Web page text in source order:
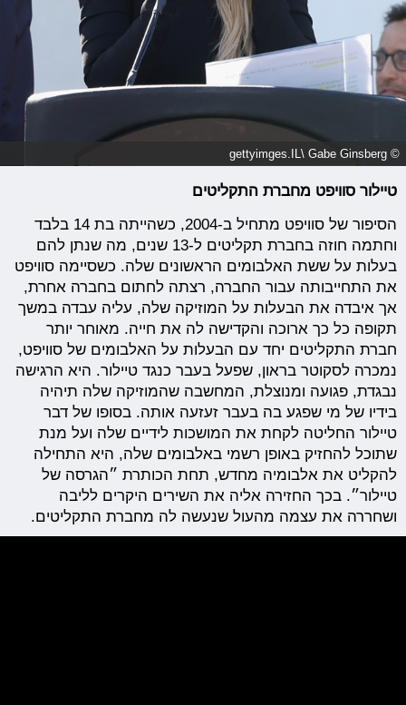
© gettyimges.IL\ Gabe Ginsberg
טיילור סוויפט מחברת התקליטים
הסיפור של סוויפט מתחיל ב-2004, כשהייתה בת 14 בלבד
וחתמה חוזה בחברת תקליטים ל-13 שנים, מה שנתן להם
בעלות על ששת האלבומים הראשונים שלה. כשסיימה סוויפט
את התחייבותה עבור החברה, רצתה לחתום בחברה אחרת,
אך איבדה את הבעלות על המוזיקה שלה, עליה עבדה במשך
תקופה כל כך ארוכה והקדישה לה את חייה. מאוחר יותר
חברת התקליטים יחד עם הבעלות על האלבומים של סוויפט,
נמכרה לסקוטר בראון, שפעל בעבר כנגד טיילור. היא הרגישה
נבגדת, פגועה ומנוצלת, המחשבה שהמוזיקה שלה תיהיה
בידיו של מי שפגע בה בעבר זעזעה אותה. בסופו של דבר
טיילור החליטה לקחת את המושכות לידיים שלה ועל מנת
שתוכל להחזיק באופן רשמי באלבומים שלה, היא התחילה
להקליט את אלבומיה מחדש, תחת הכותרת ״הגרסה של
טיילור״. בכך החזירה אליה את השירים היקרים לליבה
ושחררה את עצמה מהעול שנעשה לה מחברת התקליטים.